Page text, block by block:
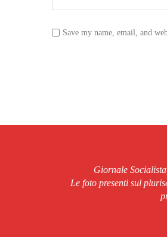
Save my name, email, and
Giornale
Le foto presenti sul